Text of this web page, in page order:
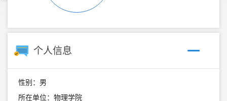
个人信息
性别：男
所在单位：物理学院